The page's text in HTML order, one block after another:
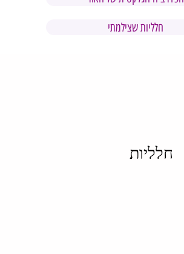
חלליות
חלליות שצילמתי